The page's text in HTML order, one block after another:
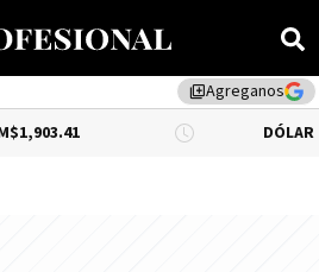
library_addAgreganos
DÓLAR BNA